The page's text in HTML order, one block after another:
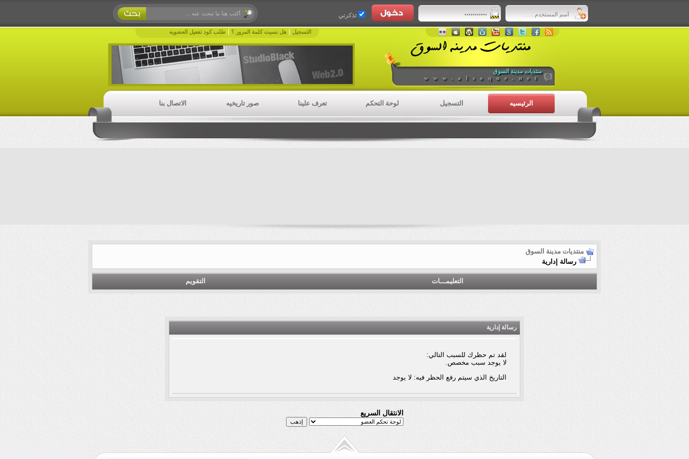
تذكرني
التسجيل هل نسيت كلمة المرور ؟ طلب كود تفعيل العضويه
منتديات مدينة السوق
www.alsoque.net
الرئيسيه التسجيل لوحة التحكم تعرف علينا صور تاريخيه الاتصال بنا
منتديات مدينة السوق
رسالة إدارية
التعليمـــات التقويم
رسالة إدارية
لقد تم حظرك للسبب التالي:
لا يوجد سبب مخصص.
التاريخ الذي سيتم رفع الحظر فيه: لا يوجد
الانتقال السريع